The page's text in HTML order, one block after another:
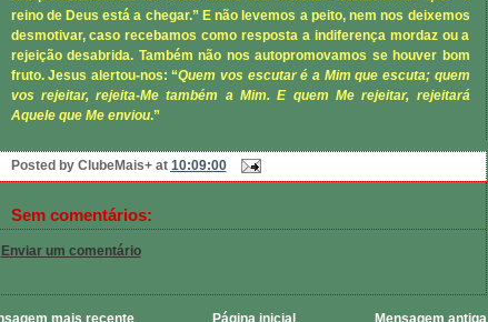
reino de Deus está a chegar.” E não levemos a peito, nem nos deixemos
desmotivar, caso recebamos como resposta a indiferença mordaz ou a
rejeição desabrida. Também não nos autopromovamos se houver bom
fruto. Jesus alertou-nos: “Quem vos escutar é a Mim que escuta; quem
vos rejeitar, rejeita-Me também a Mim. E quem Me rejeitar, rejeitará
Aquele que Me enviou.”
Posted by ClubeMais+ at 10:09:00
Sem comentários:
Enviar um comentário